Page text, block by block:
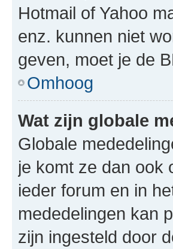
Hotmail of Yahoo
enz. kunnen niet
geven, moet je de
Omhoog
Wat zijn globale
Globale
je komt ze dan ook
ieder forum en in
mededelingen kan
zijn ingesteld door